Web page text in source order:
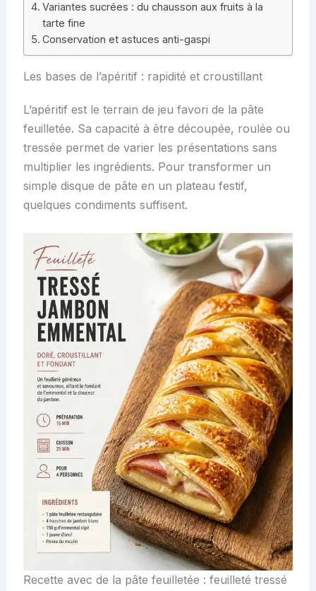
Variantes sucrées : du chausson aux fruits à la
tarte fine
Conservation et astuces anti-gaspi
Les bases de l’apéritif : rapidité et croustillant
L’apéritif est le terrain de jeu favori de la pâte
feuilletée. Sa capacité à être découpée, roulée ou
tressée permet de varier les présentations sans
multiplier les ingrédients. Pour transformer un
simple disque de pâte en un plateau festif,
quelques condiments suffisent.
Recette avec de la pâte feuilletée : feuilleté tressé